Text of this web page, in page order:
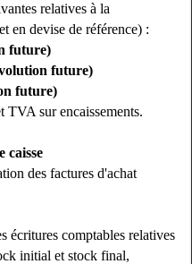
relatives à la
en devise de référence) :
future)
future)
future)
sur encaissements.
caisse
des factures d'achat
écritures comptables relatives
initial et stock final,